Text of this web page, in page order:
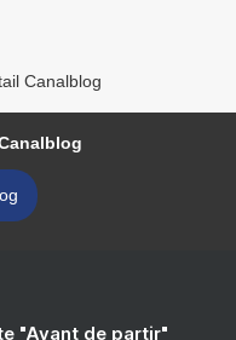
Canalblog
"Avant de partir"